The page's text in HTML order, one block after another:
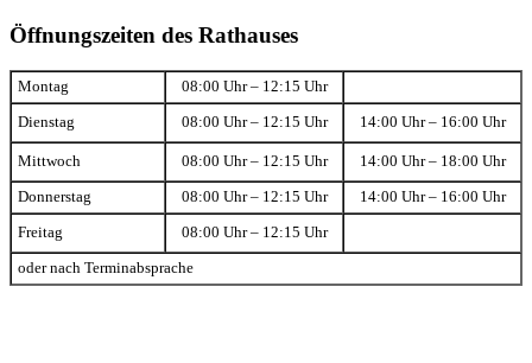
Öffnungszeiten des Rathauses
Montag 08:00 Uhr – 12:15 Uhr
Dienstag 08:00 Uhr – 12:15 Uhr 14:00 Uhr – 16:00 Uhr
Mittwoch 08:00 Uhr – 12:15 Uhr 14:00 Uhr – 18:00 Uhr
Donnerstag 08:00 Uhr – 12:15 Uhr 14:00 Uhr – 16:00 Uhr
Freitag 08:00 Uhr – 12:15 Uhr
oder nach Terminabsprache